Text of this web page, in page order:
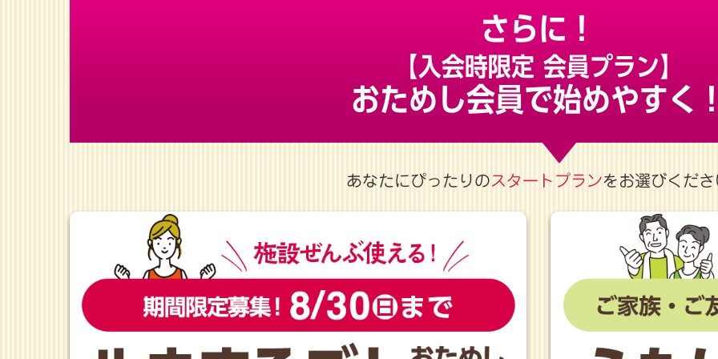
さらに！
【入会時限定 会員プラン】
おためし会員で始めやすく
あなたにぴったりの スタートプランをお選びくださ